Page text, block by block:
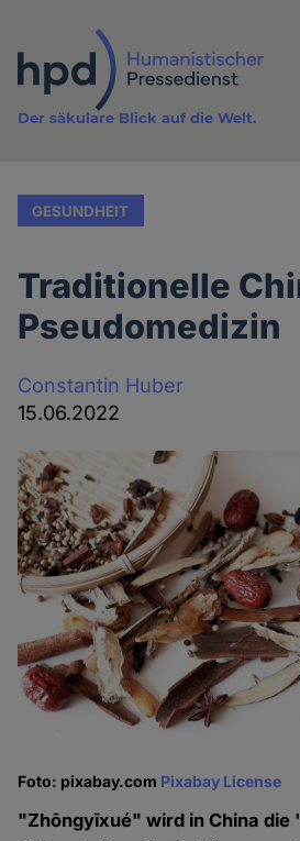
Inhalt
Der säkulare Blick auf die Welt.
GESUNDHEIT
Traditionelle
Pseudomedizin
Constantin Huber
15.06.2022
Foto: pixabay.com Pixabay License
"Zhōngyīxué" wird in China die